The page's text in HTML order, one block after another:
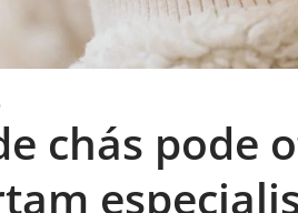
chás pode